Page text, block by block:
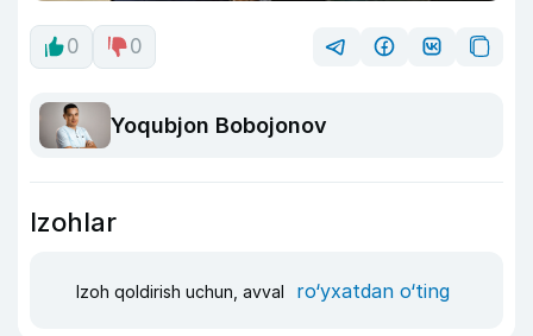
0 0
Yoqubjon Bobojonov
Izohlar
Izoh qoldirish uchun, avval ro‘yxatdan o‘ting